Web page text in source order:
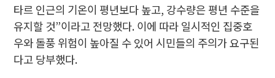
타르 인근의 기온이 평년보다 높고, 강수량은 평년 수준을
유지할 것”이라고 전망했다. 이에 따라 일시적인 집중호
우와 돌풍 위험이 높아질 수 있어 시민들의 주의가 요구된
다고 당부했다.